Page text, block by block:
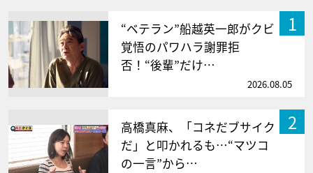
1
“ベテラン”船越英一郎がクビ
覚悟のパワハラ謝罪拒
否！“後輩”だけ…
2026.08.05
2
高橋真麻、「コネだブサイク
だ」と叩かれるも…“マツコ
の一言”から…